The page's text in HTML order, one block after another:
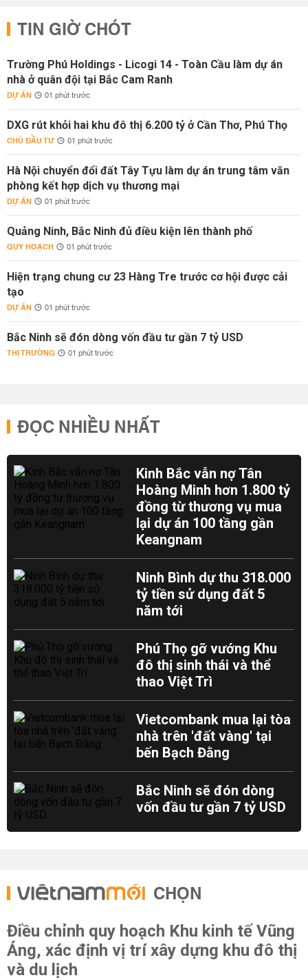
TIN GIỜ CHÓT
Trường Phú Holdings - Licogi 14 - Toàn Cầu làm dự án
nhà ở quân đội tại Bắc Cam Ranh
DỰ ÁN 01 phút trước
DXG rút khỏi hai khu đô thị 6.200 tỷ ở Cần Thơ, Phú Thọ
CHỦ ĐẦU TƯ 01 phút trước
Hà Nội chuyển đổi đất Tây Tựu làm dự án trung tâm văn
phòng kết hợp dịch vụ thương mại
DỰ ÁN 01 phút trước
Quảng Ninh, Bắc Ninh đủ điều kiện lên thành phố
QUY HOẠCH 01 phút trước
Hiện trạng chung cư 23 Hàng Tre trước cơ hội được cải
tạo
DỰ ÁN 01 phút trước
Bắc Ninh sẽ đón dòng vốn đầu tư gần 7 tỷ USD
THỊ TRƯỜNG 01 phút trước
ĐỌC NHIỀU NHẤT
Kinh Bắc vẫn nợ Tân
Hoàng Minh hơn 1.800 tỷ
đồng từ thương vụ mua
lại dự án 100 tầng gần
Keangnam
Ninh Bình dự thu 318.000
tỷ tiền sử dụng đất 5
năm tới
Phú Thọ gỡ vướng Khu
đô thị sinh thái và thể
thao Việt Trì
Vietcombank mua lại tòa
nhà trên 'đất vàng' tại
bến Bạch Đằng
Bắc Ninh sẽ đón dòng
vốn đầu tư gần 7 tỷ USD
CHỌN
Điều chỉnh quy hoạch Khu kinh tế Vũng
Áng, xác định vị trí xây dựng khu đô thị
và du lịch